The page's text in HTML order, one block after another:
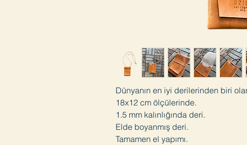
Dünyanın en iyi derilerinden biri
18x12 cm ölçülerinde.
1.5 mm kalınlığında deri.
Elde boyanmış deri.
Tamamen el yapımı.